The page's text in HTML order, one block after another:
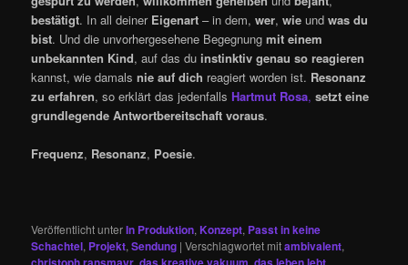
bestätigt. In all deiner Eigenart – in dem,wer,wie undwas du
bist. Und die unvorhergesehene Begegnungmit einem
unbekannten Kind, auf das du instinktiv genau so reagieren
kannst, wie damalsnie auf dich reagiert worden ist. Resonanz
zu erfahren, so erklärt das jedenfallsHartmut Rosa, setzt eine
grundlegende Antwortbereitschaft voraus.
Frequenz, Resonanz, Poesie.
Veröffentlicht unterIn Produktion,Konzept, Passt in keine
Schachtel, Projekt,Sendung |Verschlagwortet mitambivalent,
, , ,